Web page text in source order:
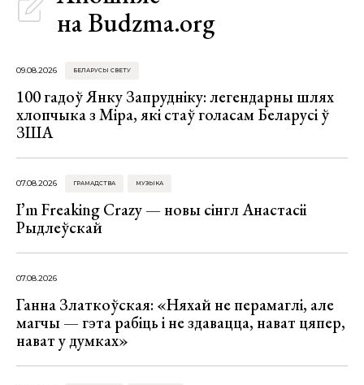
на Budzma.org
09.08.2026 БЕЛАРУСЫ СВЕТУ
100 гадоў Янку Запрудніку: легендарны шлях
хлопчыка з Міра, які стаў голасам Беларусі ў
ЗША
07.08.2026 ГРАМАДСТВА МУЗЫКА
I’m Freaking Crazy — новы сінгл Анастасіі
Рыдлеўскай
07.08.2026
Ганна Златкоўская: «Няхай не перамаглі, але
магчы — гэта рабіць і не здавацца, нават цяпер,
нават у думках»